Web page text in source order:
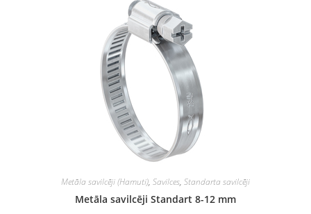
Metāla savilcēji (Hamuti), Savilces, Standarta savilcēji
Metāla savilcēji Standart 8-12 mm